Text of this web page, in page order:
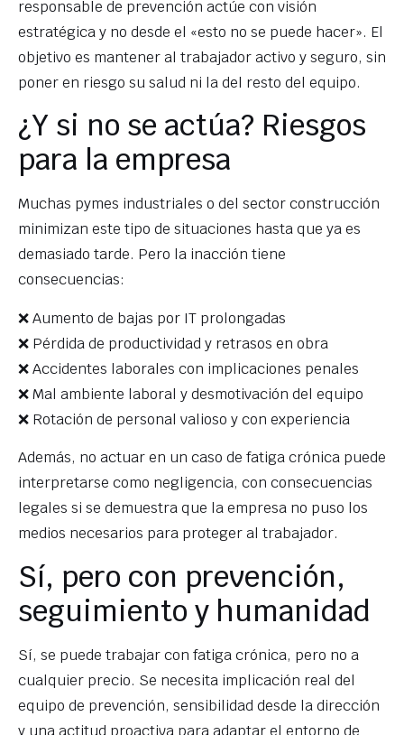
responsable de prevención actúe con visión
estratégica y no desde el «esto no se puede hacer». El
objetivo es mantener al trabajador activo y seguro, sin
poner en riesgo su salud ni la del resto del equipo.
¿Y si no se actúa? Riesgos
para la empresa
Muchas pymes industriales o del sector construcción
minimizan este tipo de situaciones hasta que ya es
demasiado tarde. Pero la inacción tiene
consecuencias:
❌ Aumento de bajas por IT prolongadas
❌ Pérdida de productividad y retrasos en obra
❌ Accidentes laborales con implicaciones penales
❌ Mal ambiente laboral y desmotivación del equipo
❌ Rotación de personal valioso y con experiencia
Además, no actuar en un caso de fatiga crónica puede
interpretarse como negligencia, con consecuencias
legales si se demuestra que la empresa no puso los
medios necesarios para proteger al trabajador.
Sí, pero con prevención,
seguimiento y humanidad
Sí, se puede trabajar con fatiga crónica, pero no a
cualquier precio. Se necesita implicación real del
equipo de prevención, sensibilidad desde la dirección
y una actitud proactiva para adaptar el entorno de